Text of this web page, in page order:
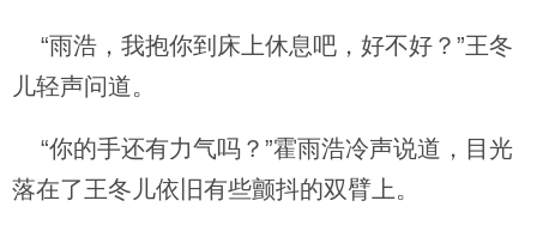
“雨浩，我抱你到床上休息吧，好不好？”王冬
儿轻声问道。
“你的手还有力气吗？”霍雨浩冷声说道，目光
落在了王冬儿依旧有些颤抖的双臂上。